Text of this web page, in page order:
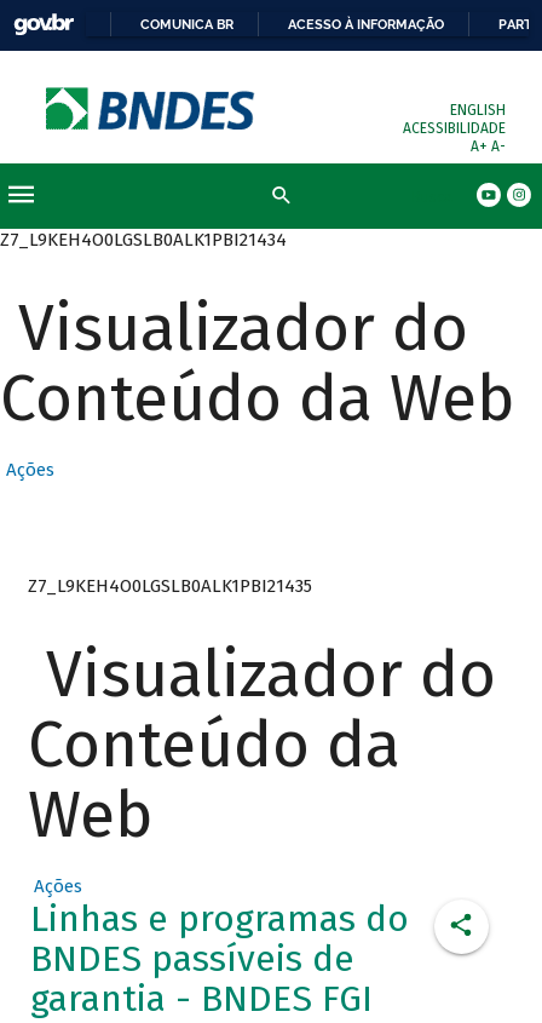
COMUNICA BR ACESSO À INFORMAÇÃO
ENGLISH
ACESSIBILIDADE
A+ A-
Z7_L9KEH4O0LGSLB0ALK1PBI21434
Visualizador do
Conteúdo da Web
Ações
Z7_L9KEH4O0LGSLB0ALK1PBI21435
Visualizador do
Conteúdo da
Web
Ações
Linhas e programas do
BNDES passíveis de
garantia - BNDES FGI